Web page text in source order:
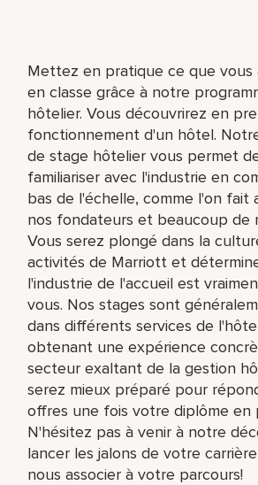
Mettez en pratique ce que vous
en classe grâce à notre
hôtelier. Vous découvrirez en
fonctionnement d'un hôtel.
de stage hôtelier vous permet
familiariser avec l'industrie en
bas de l'échelle, comme l'on fait
nos fondateurs et beaucoup de
Vous serez plongé dans la
activités de Marriott et
l'industrie de l'accueil est
vous. Nos stages sont
dans différents services de
obtenant une expérience
secteur exaltant de la gestion
serez mieux préparé pour
offres une fois votre diplôme en
N'hésitez pas à venir à notre
lancer les jalons de votre
nous associer à votre parcours!